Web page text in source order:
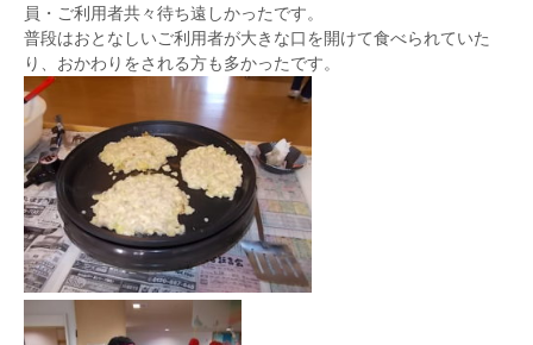
員・ご利用者共々待ち遠しかったです。
普段はおとなしいご利用者が大きな口を開けて食べられていた
り、おかわりをされる方も多かったです。